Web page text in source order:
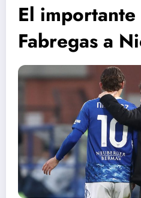
El
Fabregas a